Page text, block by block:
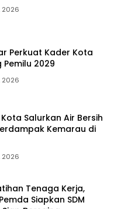
2026
Perkuat Kader Kota
2029
2026
Salurkan Air Bersih
Kemarau di
2026
Tenaga Kerja,
Siapkan SDM